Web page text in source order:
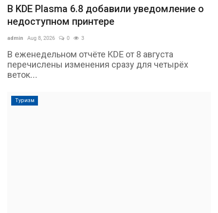
В KDE Plasma 6.8 добавили уведомление о
недоступном принтере
admin Aug 8, 2026 0 3
В еженедельном отчёте KDE от 8 августа
перечислены изменения сразу для четырёх
веток...
Туризм